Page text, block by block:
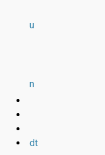
u
n
dt